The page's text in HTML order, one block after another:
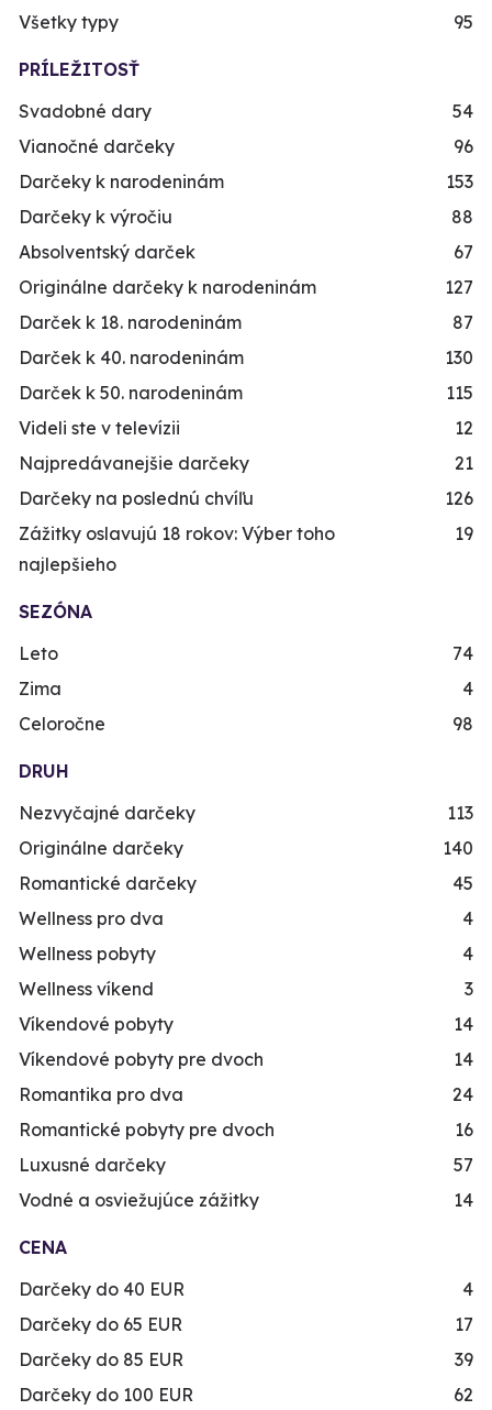
Všetky typy 95
PRÍLEŽITOSŤ
Svadobné dary
54
Vianočné darčeky
96
Darčeky k narodeninám
153
Darčeky k výročiu
88
Absolventský darček
67
Originálne darčeky k narodeninám
127
Darček k 18. narodeninám
87
Darček k 40. narodeninám
130
Darček k 50. narodeninám
115
Videli ste v televízii
12
Najpredávanejšie darčeky
21
Darčeky na poslednú chvíľu
126
Zážitky oslavujú 18 rokov: Výber toho
najlepšieho
19
SEZÓNA
Leto
74
Zima
4
Celoročne
98
DRUH
Nezvyčajné darčeky
113
Originálne darčeky
140
Romantické darčeky
45
Wellness pro dva
4
Wellness pobyty
4
Wellness víkend
3
Víkendové pobyty
14
Víkendové pobyty pre dvoch
14
Romantika pro dva
24
Romantické pobyty pre dvoch
16
Luxusné darčeky
57
Vodné a osviežujúce zážitky
14
CENA
Darčeky do 40 EUR
4
Darčeky do 65 EUR
17
Darčeky do 85 EUR
39
Darčeky do 100 EUR
62